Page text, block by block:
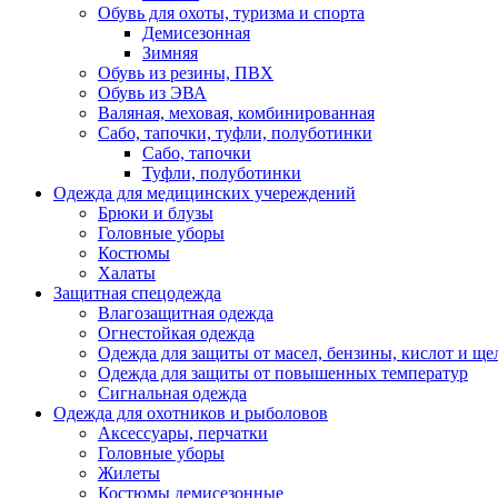
Обувь для охоты, туризма и спорта
Демисезонная
Зимняя
Обувь из резины, ПВХ
Обувь из ЭВА
Валяная, меховая, комбинированная
Сабо, тапочки, туфли, полуботинки
Сабо, тапочки
Туфли, полуботинки
Одежда для медицинских учереждений
Брюки и блузы
Головные уборы
Костюмы
Халаты
Защитная спецодежда
Влагозащитная одежда
Огнестойкая одежда
Одежда для защиты от масел, бензины, кислот и
Одежда для защиты от повышенных температур
Сигнальная одежда
Одежда для охотников и рыболовов
Аксессуары, перчатки
Головные уборы
Жилеты
Костюмы демисезонные